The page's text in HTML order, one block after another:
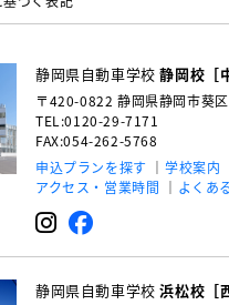
静岡県自動車学校静岡校［
〒420-0822 静岡県静岡市葵
TEL:0120-29-7171
FAX:054-262-5768
申込プランを探す
学校案内
アクセス・営業時間
よくあ
静岡県自動車学校浜松校［